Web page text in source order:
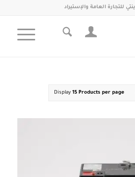
للتجارة العامة والإستيراد
Display15 Products per page